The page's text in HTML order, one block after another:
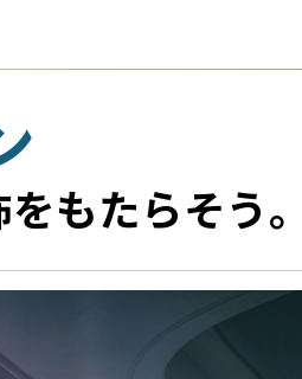
もたらそう。